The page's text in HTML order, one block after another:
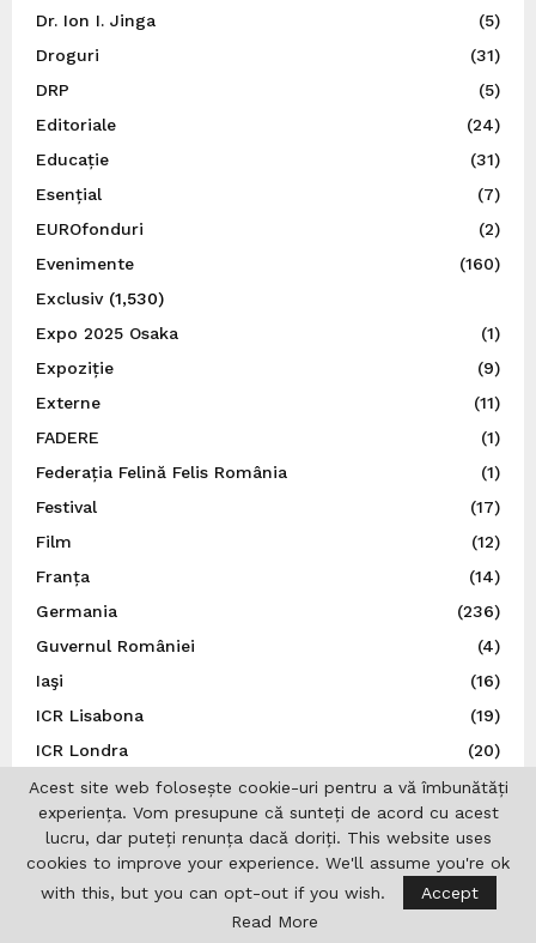
Dr. Ion I. Jinga
(5)
Droguri
(31)
DRP
(5)
Editoriale
(24)
Educație
(31)
Esențial
(7)
EUROfonduri
(2)
Evenimente
(160)
Exclusiv(1,530)
Expo 2025 Osaka
(1)
Expoziție
(9)
Externe
(11)
FADERE
(1)
Federația Felină Felis România
(1)
Festival
(17)
Film
(12)
Franța
(14)
Germania
(236)
Guvernul României
(4)
Iaşi
(16)
ICR Lisabona
(19)
ICR Londra
(20)
India
(3)
Institutul Cultural Român
(434)
Institutul Francez
Internațional
(11)
Acest site web folosește cookie-uri pentru a vă îmbunătăți
experiența. Vom presupune că sunteți de acord cu acest
lucru, dar puteți renunța dacă doriți. This website uses
cookies to improve your experience. We'll assume you're ok
with this, but you can opt-out if you wish.
Accept
Read More